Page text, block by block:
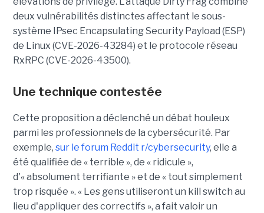
deux vulnérabilités distinctes affectant le sous-
système IPsec Encapsulating Security Payload (ESP)
de Linux (CVE-2026-43284) et le protocole réseau
RxRPC (CVE-2026-43500).
Une technique contestée
Cette proposition a déclenché un débat houleux
parmi les professionnels de la cybersécurité. Par
exemple, sur le forum Reddit r/cybersecurity, elle a
été qualifiée de « terrible », de « ridicule »,
d'« absolument terrifiante » et de « tout simplement
trop risquée ». « Les gens utiliseront un kill switch au
lieu d'appliquer des correctifs », a fait valoir un